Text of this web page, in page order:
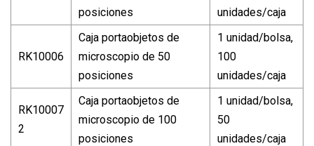
posiciones
unidades/caja
RK10006
Caja portaobjetos de
microscopio de 50
posiciones
1 unidad/bolsa,
100
unidades/caja
RK10007
2
Caja portaobjetos de
microscopio de 100
posiciones
1 unidad/bolsa,
50
unidades/caja